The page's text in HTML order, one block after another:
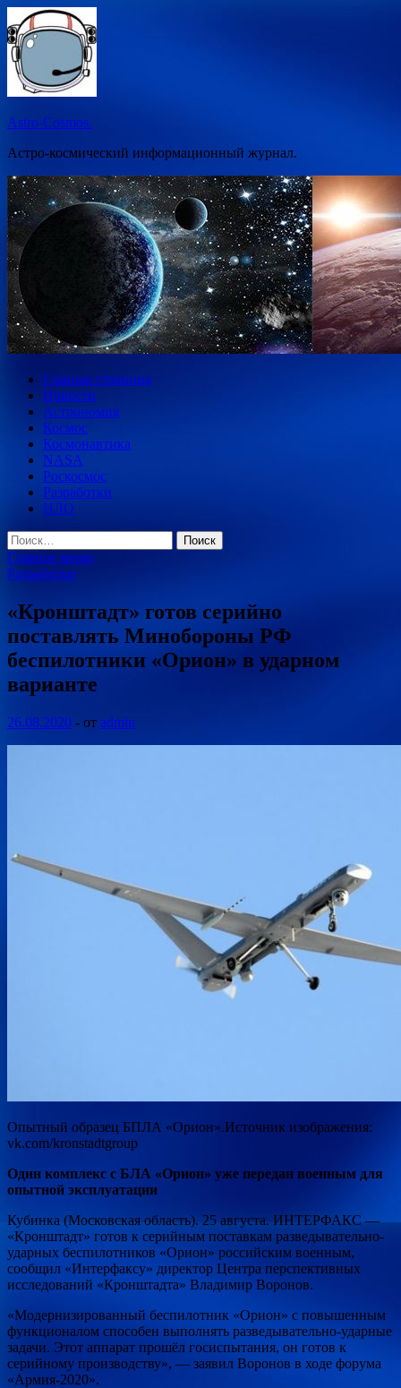
Перейти
к
содержимому
Astro-Cosmos.
Астро-космический информационный журнал.
Главная страница
Новости
Астрономия
Космос
Космонавтика
NASA
Роскосмос
Разработки
НЛО
Найти:
Главное меню
Разработки
«Кронштадт» готов серийно
поставлять Минобороны РФ
беспилотники «Орион» в ударном
варианте
26.08.2020 - от admin
Опытный образец БПЛА «Орион».Источник изображения:
vk.com/kronstadtgroup
Один комплекс с БЛА «Орион» уже передан военным для
опытной эксплуатации
Кубинка (Московская область). 25 августа. ИНТЕРФАКС —
«Кронштадт» готов к серийным поставкам разведывательно-
ударных беспилотников «Орион» российским военным,
сообщил «Интерфаксу» директор Центра перспективных
исследований «Кронштадта» Владимир Воронов.
«Модернизированный беспилотник «Орион» с повышенным
функционалом способен выполнять разведывательно-ударные
задачи. Этот аппарат прошёл госиспытания, он готов к
серийному производству», — заявил Воронов в ходе форума
«Армия-2020».